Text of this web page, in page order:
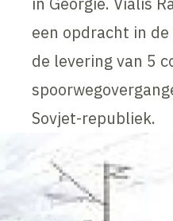
een opdracht in
de levering van 5
Sovjet-republiek.